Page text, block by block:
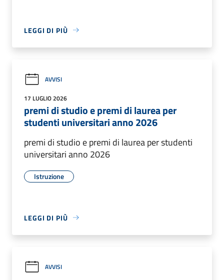
LEGGI DI PIÙ
AVVISI
17 LUGLIO 2026
premi di studio e premi di laurea per
studenti universitari anno 2026
premi di studio e premi di laurea per studenti
universitari anno 2026
Istruzione
LEGGI DI PIÙ
AVVISI